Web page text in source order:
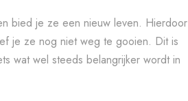
bied je ze een nieuw leven. Hierdoor
je ze nog niet weg te gooien. Dit is
wat wel steeds belangrijker wordt in